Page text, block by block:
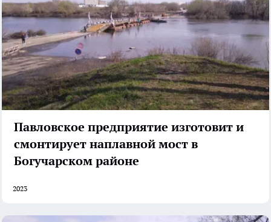
Павловское предприятие изготовит и
смонтирует наплавной мост в
Богучарском районе
2023